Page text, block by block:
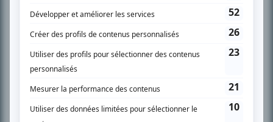
Nous contacter
Politique de confidentialité
Gestion du consentement